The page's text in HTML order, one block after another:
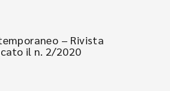
– Rivista
il n. 2/2020